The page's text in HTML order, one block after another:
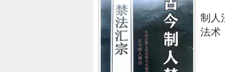
孔子在《道德经》中最终的
而不怨，不争名利，(因其众人
成大事者，争百年老，众人皆
纳百川，怀太阳太阴的气魄；
制人
法术